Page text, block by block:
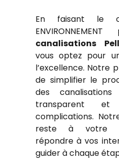
En faisant le
canalisations
vous optez pour
l’excellence. Notre
de simplifier le
des
transparent
complications.
reste à votre
répondre à vos
guider à chaque